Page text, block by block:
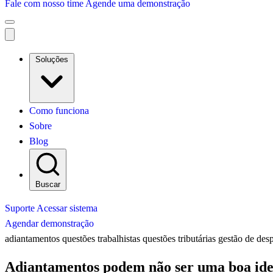
Fale com nosso time Agende uma demonstração
Como funciona
Sobre
Blog
Buscar
Suporte Acessar sistema
Agendar demonstração
adiantamentos questões trabalhistas questões tributárias gestão de
Adiantamentos podem não ser uma boa